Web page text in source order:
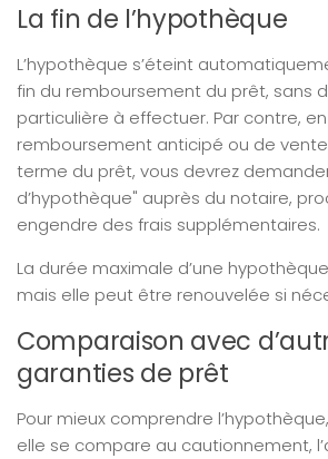
La fin de l’hypothèque
L’hypothèque s’éteint
fin du remboursement du prêt, sans
particulière à effectuer. Par contre,
remboursement anticipé ou de
terme du prêt, vous devrez
d’hypothèque" auprès du notaire,
engendre des frais supplémentaires.
La durée maximale d’une
mais elle peut être renouvelée si
Comparaison avec
garanties de prêt
Pour mieux comprendre
elle se compare au cautionnement,